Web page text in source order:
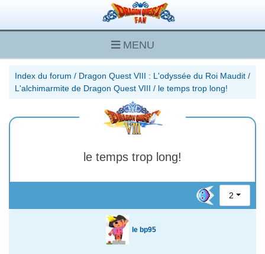
MENU
Index du forum / Dragon Quest VIII : L'odyssée du Roi Maudit /
L'alchimarmite de Dragon Quest VIII / le temps trop long!
le temps trop long!
2
le bp95